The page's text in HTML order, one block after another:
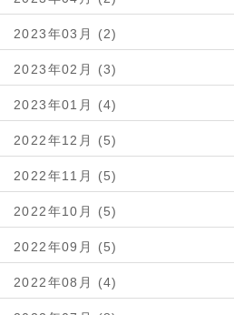
2023年03月 (2)
2023年02月 (3)
2023年01月 (4)
2022年12月 (5)
2022年11月 (5)
2022年10月 (5)
2022年09月 (5)
2022年08月 (4)